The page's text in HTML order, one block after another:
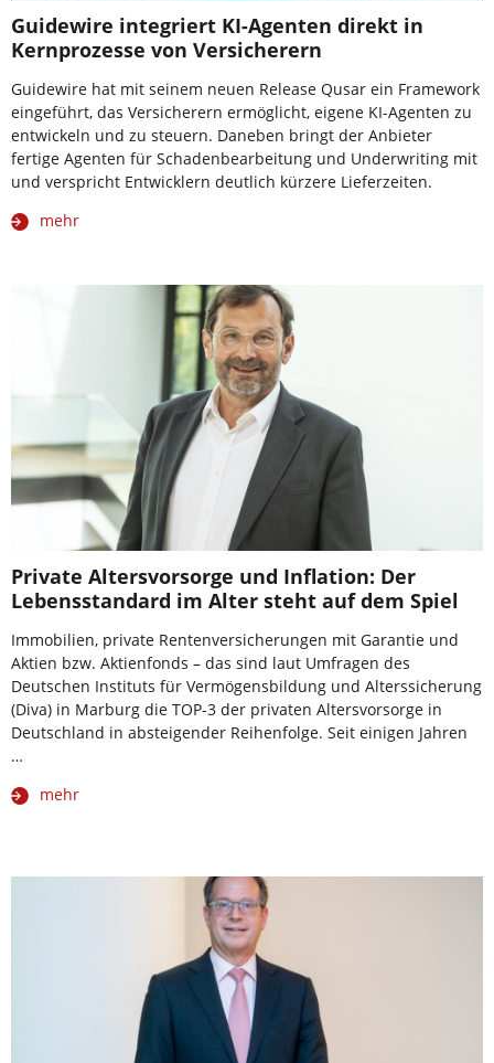
Guidewire integriert KI-Agenten direkt in
Kernprozesse von Versicherern
Guidewire hat mit seinem neuen Release Qusar ein Framework
eingeführt, das Versicherern ermöglicht, eigene KI-Agenten zu
entwickeln und zu steuern. Daneben bringt der Anbieter
fertige Agenten für Schadenbearbeitung und Underwriting mit
und verspricht Entwicklern deutlich kürzere Lieferzeiten.
mehr
Private Altersvorsorge und Inflation: Der
Lebensstandard im Alter steht auf dem Spiel
Immobilien, private Rentenversicherungen mit Garantie und
Aktien bzw. Aktienfonds – das sind laut Umfragen des
Deutschen Instituts für Vermögensbildung und Alterssicherung
(Diva) in Marburg die TOP-3 der privaten Altersvorsorge in
Deutschland in absteigender Reihenfolge. Seit einigen Jahren
…
mehr